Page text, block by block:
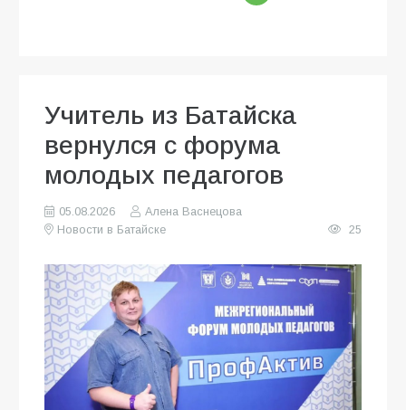
Учитель из Батайска
вернулся с форума
молодых педагогов
05.08.2026
Алена Васнецова
Новости в Батайске
25